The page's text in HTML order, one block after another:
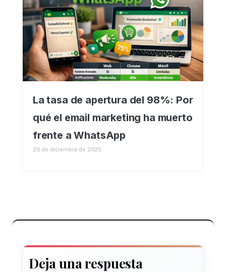
La tasa de apertura del 98%: Por
qué el email marketing ha muerto
frente a WhatsApp
26 de diciembre de 2025
Deja una respuesta